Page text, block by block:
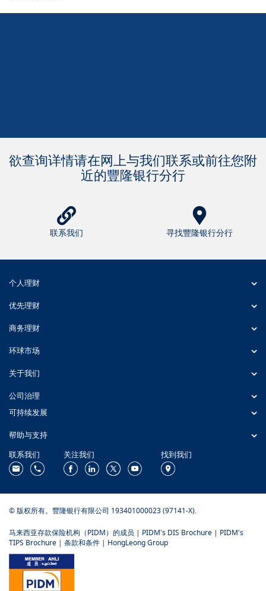
欲查询详情请在网上与我们联系或前往您附
近的豐隆银行分行
联系我们 寻找豐隆银行分行
个人理财
优先理财
商务理财
环球市场
关于我们
公司治理
可持续发展
帮助与支持
联系我们
关注我们 找到我们
© 版权所有。豐隆银行有限公司 193401000023 (97141-X).
马来西亚存款保险机构（PIDM）的成员 | PIDM's DIS Brochure | PIDM's
TIPS Brochure | 条款和条件 | HongLeong Group